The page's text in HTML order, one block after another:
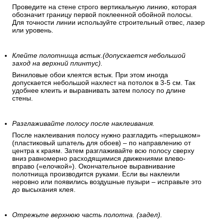
Проведите на стене строго вертикальную линию, которая
обозначит границу первой поклеенной обойной полосы.
Для точности линии используйте строительный отвес, лазер
или уровень.
Клейте полотнища встык.(допускается небольшой
заход на верхний плинтус).
Виниловые обои клеятся встык. При этом иногда
допускается небольшой нахлест на потолок в 3-5 см. Так
удобнее клеить и выравнивать затем полосу по длине
стены.
Разглаживайте полосу после наклеивания.
После наклеивания полосу нужно разгладить «перышком»
(пластиковый шпатель для обоев) – по направлению от
центра к краям. Затем разглаживайте всю полосу сверху
вниз равномерно расходящимися движениями влево-
вправо («елочкой»). Окончательное выравнивание
полотнища производится руками. Если вы наклеили
неровно или появились воздушные пузыри – исправьте это
до высыхания клея.
Отрежьте верхнюю часть полотна. (задел).